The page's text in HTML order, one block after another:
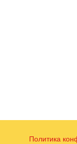
Политика